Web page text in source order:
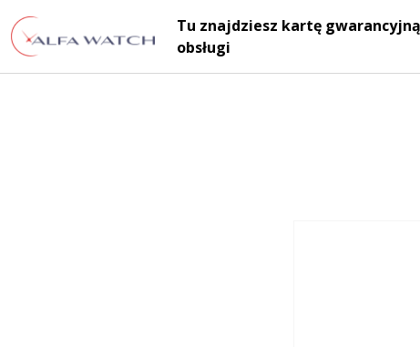
Main Navigation
Tu znajdziesz kartę
obsługi